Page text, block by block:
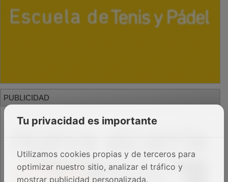
PUBLICIDAD
Tu privacidad es importante
Utilizamos cookies propias y de terceros para
optimizar nuestro sitio, analizar el tráfico y
mostrar publicidad personalizada.